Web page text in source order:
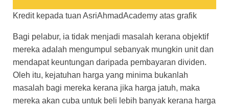
Kredit kepada tuan AsriAhmadAcademy atas grafik
Bagi pelabur, ia tidak menjadi masalah kerana objektif
mereka adalah mengumpul sebanyak mungkin unit dan
mendapat keuntungan daripada pembayaran dividen.
Oleh itu, kejatuhan harga yang minima bukanlah
masalah bagi mereka kerana jika harga jatuh, maka
mereka akan cuba untuk beli lebih banyak kerana harga